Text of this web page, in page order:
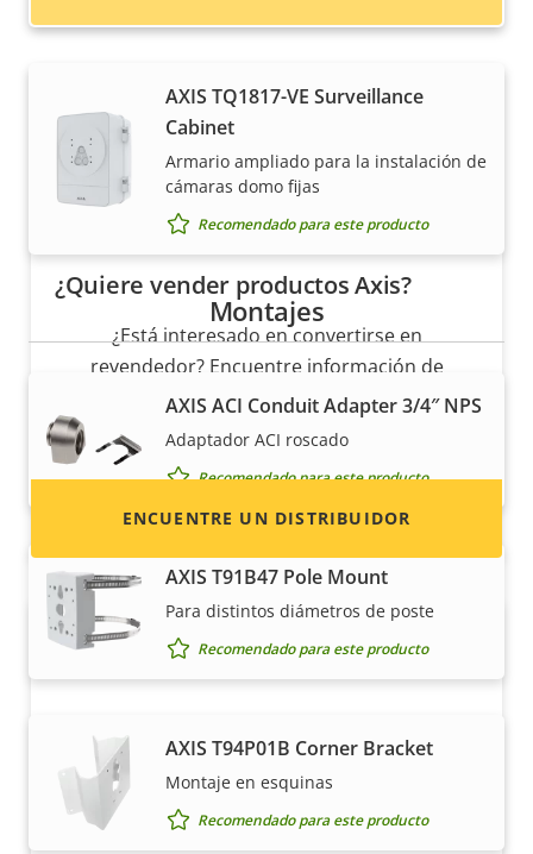
AXIS TQ1817-VE Surveillance
Cabinet
Armario ampliado para la instalación de
cámaras domo fijas
Recomendado para este producto
Montajes
AXIS ACI Conduit Adapter 3/4″ NPS
Adaptador ACI roscado
Recomendado para este producto
AXIS T91B47 Pole Mount
Para distintos diámetros de poste
Recomendado para este producto
AXIS T94P01B Corner Bracket
Montaje en esquinas
Recomendado para este producto
¿Quiere vender productos Axis?
¿Está interesado en convertirse en
revendedor? Encuentre información de
contacto de distribuidores de productos y
sistemas Axis.
ENCUENTRE UN DISTRIBUIDOR
Hágase socio